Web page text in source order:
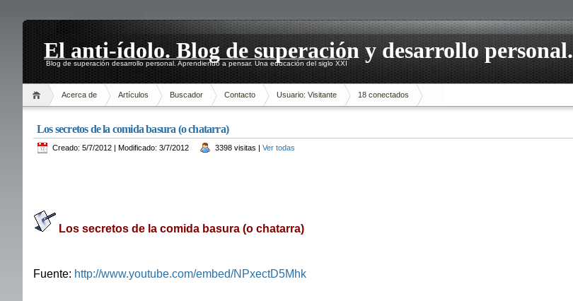
El anti-ídolo. Blog de superación y desarrollo personal.
Blog de superación desarrollo personal. Aprendiendo a pensar. Una educación del siglo XXI
Acerca de Artículos Buscador Contacto Usuario: Visitante 18 conectados
Los secretos de la comida basura (o chatarra)
Creado: 5/7/2012 | Modificado: 3/7/2012 3398 visitas | Ver todas
Los secretos de la comida basura (o chatarra)
Fuente: http://www.youtube.com/embed/NPxectD5Mhk